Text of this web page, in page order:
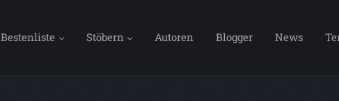
Bestenliste Stöbern Autoren Blogger News